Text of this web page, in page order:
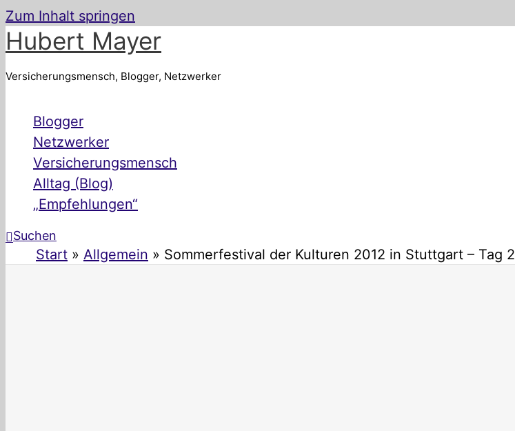
Zum Inhalt springen
Hubert Mayer
Versicherungsmensch, Blogger, Netzwerker
Blogger
Netzwerker
Versicherungsmensch
Alltag (Blog)
„Empfehlungen“
Suchen
Start Allgemein Sommerfestival der Kulturen 2012 in Stuttgart – Tag 2